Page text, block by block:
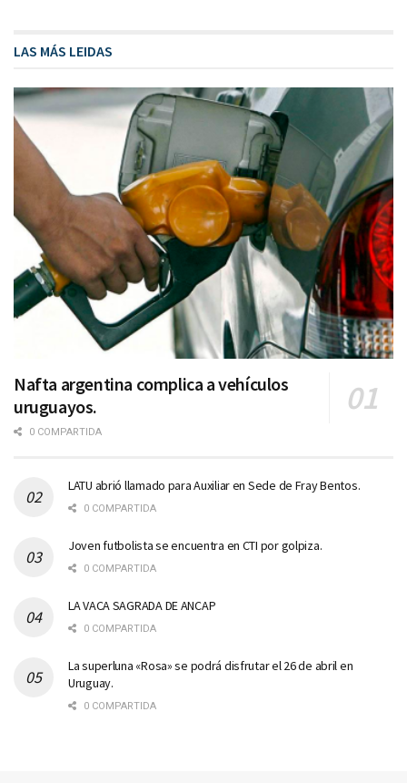
LAS MÁS LEIDAS
Nafta argentina complica a vehículos
uruguayos.
0 COMPARTIDA
LATU abrió llamado para Auxiliar en Sede de Fray Bentos.
0 COMPARTIDA
Joven futbolista se encuentra en CTI por golpiza.
0 COMPARTIDA
LA VACA SAGRADA DE ANCAP
0 COMPARTIDA
La superluna «Rosa» se podrá disfrutar el 26 de abril en
Uruguay.
0 COMPARTIDA